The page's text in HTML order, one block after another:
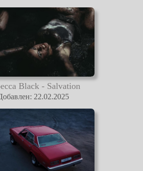
Black - Salvation
22.02.2025